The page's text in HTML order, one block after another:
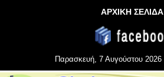
ΑΡΧΙΚΗ ΣΕΛΙΔΑ
Παρασκευή, 7 Αυγούστου 2026